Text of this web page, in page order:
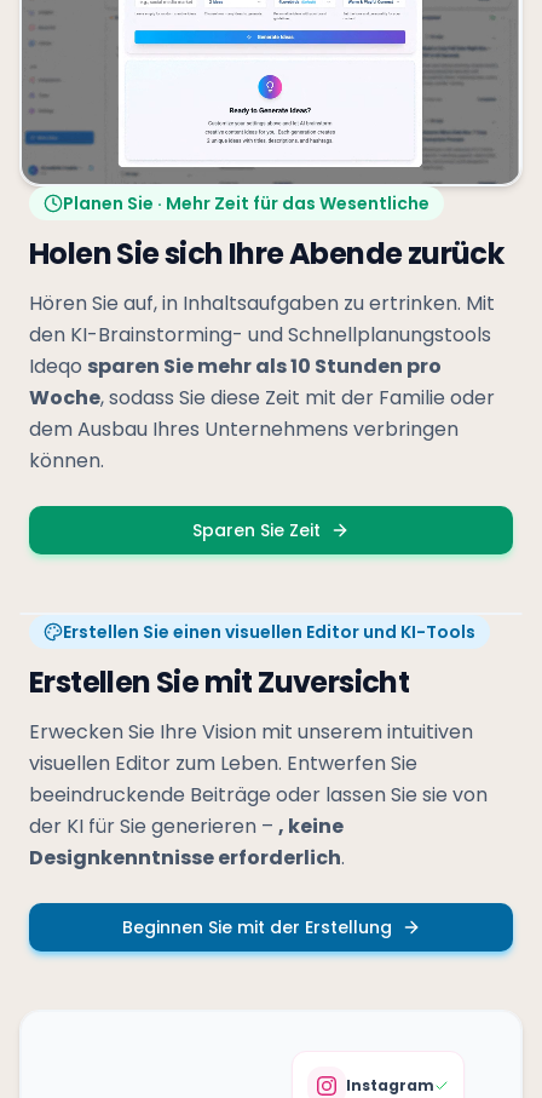
Planen Sie · Mehr Zeit für das Wesentliche
Holen Sie sich Ihre Abende zurück
Hören Sie auf, in Inhaltsaufgaben zu ertrinken. Mit
den KI-Brainstorming- und Schnellplanungstools
Ideqo sparen Sie mehr als 10 Stunden pro
Woche, sodass Sie diese Zeit mit der Familie oder
dem Ausbau Ihres Unternehmens verbringen
können.
Sparen Sie Zeit
Erstellen Sie einen visuellen Editor und KI-Tools
Erstellen Sie mit Zuversicht
Erwecken Sie Ihre Vision mit unserem intuitiven
visuellen Editor zum Leben. Entwerfen Sie
beeindruckende Beiträge oder lassen Sie sie von
der KI für Sie generieren – , keine
Designkenntnisse erforderlich.
Beginnen Sie mit der Erstellung
Instagram